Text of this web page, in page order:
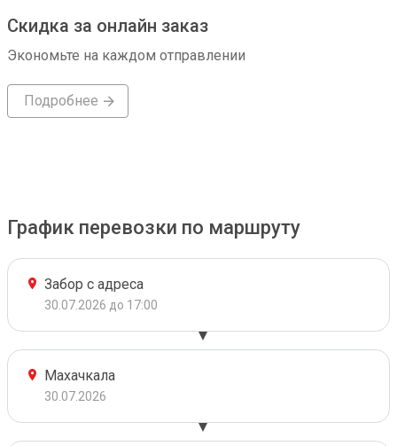
Скидка за онлайн заказ
Экономьте на каждом отправлении
Подробнее
График перевозки по маршруту
Забор с адреса
30.07.2026 до 17:00
Махачкала
30.07.2026